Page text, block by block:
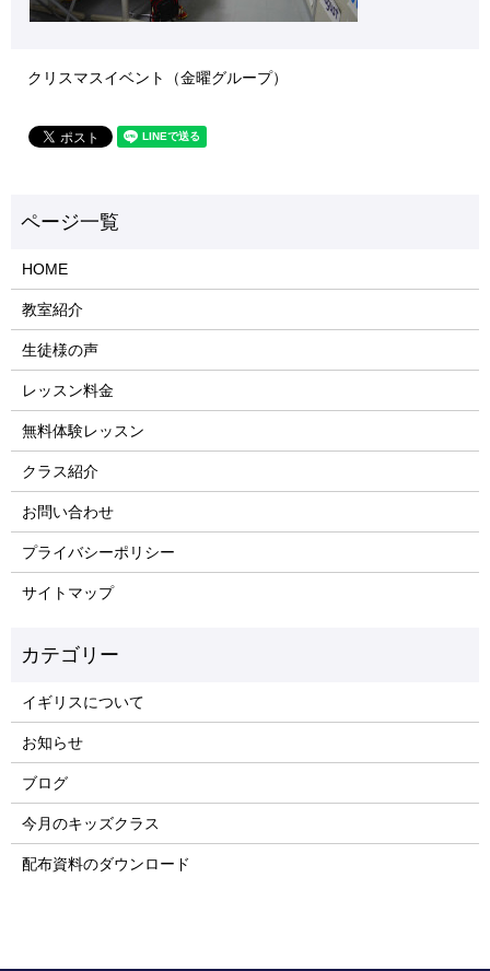
クリスマスイベント（金曜グループ）
HOME
教室紹介
生徒様の声
レッスン料金
無料体験レッスン
クラス紹介
お問い合わせ
プライバシーポリシー
サイトマップ
イギリスについて
お知らせ
ブログ
今月のキッズクラス
配布資料のダウンロード